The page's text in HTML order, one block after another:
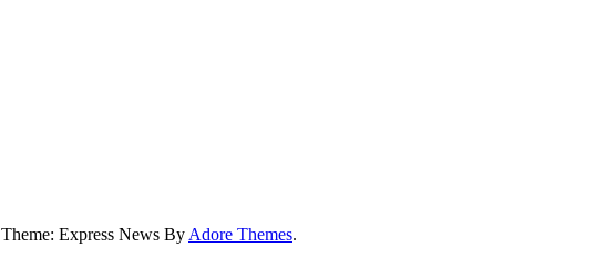
Theme: Express News By Adore Themes.